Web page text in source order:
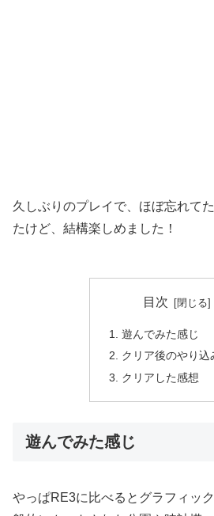
久しぶりのプレイで、ほぼ忘れて
たけど、結構楽しめました！
目次
遊んでみた感じ
クリア後のやり込
クリアした感想
遊んでみた感じ
やっぱRE3に比べるとグラフィッ